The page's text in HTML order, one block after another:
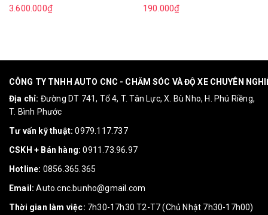
3.600.000₫ 190.000₫
CÔNG TY TNHH AUTO CNC - CHĂM SÓC VÀ ĐỘ XE CHUYÊN
Địa chỉ: Đường DT 741, Tổ 4, T. Tân Lực, X. Bù Nho, H. Phú Riềng,
T. Bình Phước
Tư vấn kỹ thuật: 0979.117.737
CSKH + Bán hàng: 0911.73.96.97
Hotline: 0856.365.365
Email: Auto.cnc.bunho@gmail.com
Thời gian làm việc: 7h30-17h30 T2-T7 (Chủ Nhật 7h30-17h00)